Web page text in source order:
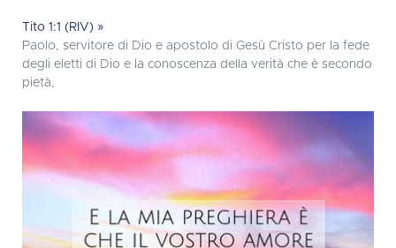
Tito 1:1 (RIV) »
Paolo, servitore di Dio e apostolo di Gesù Cristo per la fede
degli eletti di Dio e la conoscenza della verità che è secondo
pietà,